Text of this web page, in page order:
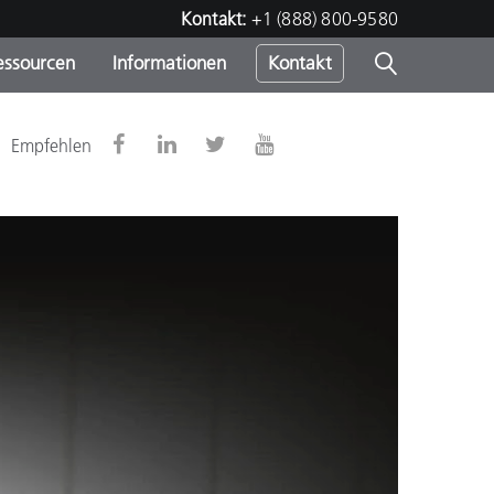
Kontakt: +1 (888) 800-9580
Informationen Kontakt
Empfehlen